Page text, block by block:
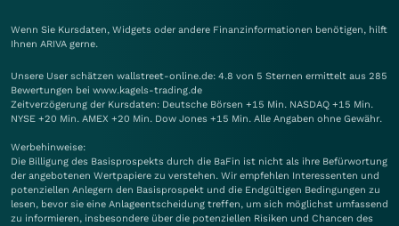
Wenn Sie Kursdaten, Widgets oder andere Finanzinformationen benötigen, hilft
Ihnen ARIVA gerne.
Unsere User schätzen wallstreet-online.de: 4.8 von 5 Sternen ermittelt aus 285
Bewertungen bei www.kagels-trading.de
Zeitverzögerung der Kursdaten: Deutsche Börsen +15 Min. NASDAQ +15 Min.
NYSE +20 Min. AMEX +20 Min. Dow Jones +15 Min. Alle Angaben ohne Gewähr.
Werbehinweise:
Die Billigung des Basisprospekts durch die BaFin ist nicht als ihre Befürwortung
der angebotenen Wertpapiere zu verstehen. Wir empfehlen Interessenten und
potenziellen Anlegern den Basisprospekt und die Endgültigen Bedingungen zu
lesen, bevor sie eine Anlageentscheidung treffen, um sich möglichst umfassend
zu informieren, insbesondere über die potenziellen Risiken und Chancen des